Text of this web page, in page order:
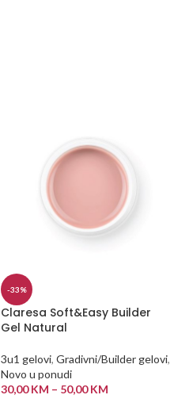
-33%
Claresa Soft&Easy Builder
Gel Natural
3u1 gelovi, Gradivni/Builder gelovi,
Novo u ponudi
30,00KM – 50,00KM